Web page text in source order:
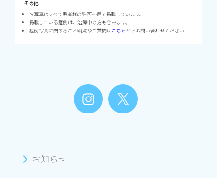
その他
お写真はすべて患者様の許可を得て掲載しています。
掲載している症例は、治療中の方も含みます。
症例写真に関するご不明点やご質問はこちらからお問い合わせください
お知らせ